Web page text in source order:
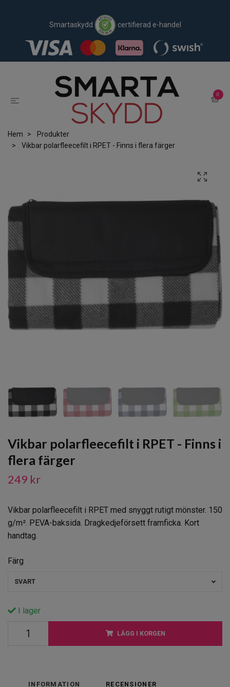
Smartaskydd certifierad e-handel
0
Hem
Produkter
Vikbar polarfleecefilt i RPET - Finns i flera färger
Vikbar polarfleecefilt i RPET - Finns i
flera färger
249 kr
Vikbar polarfleecefilt i RPET med snyggt rutigt mönster. 150
g/m². PEVA-baksida. Dragkedjeförsett framficka. Kort
handtag.
Färg
SVART
I lager
LÄGG I KORGEN
INFORMATION RECENSIONER